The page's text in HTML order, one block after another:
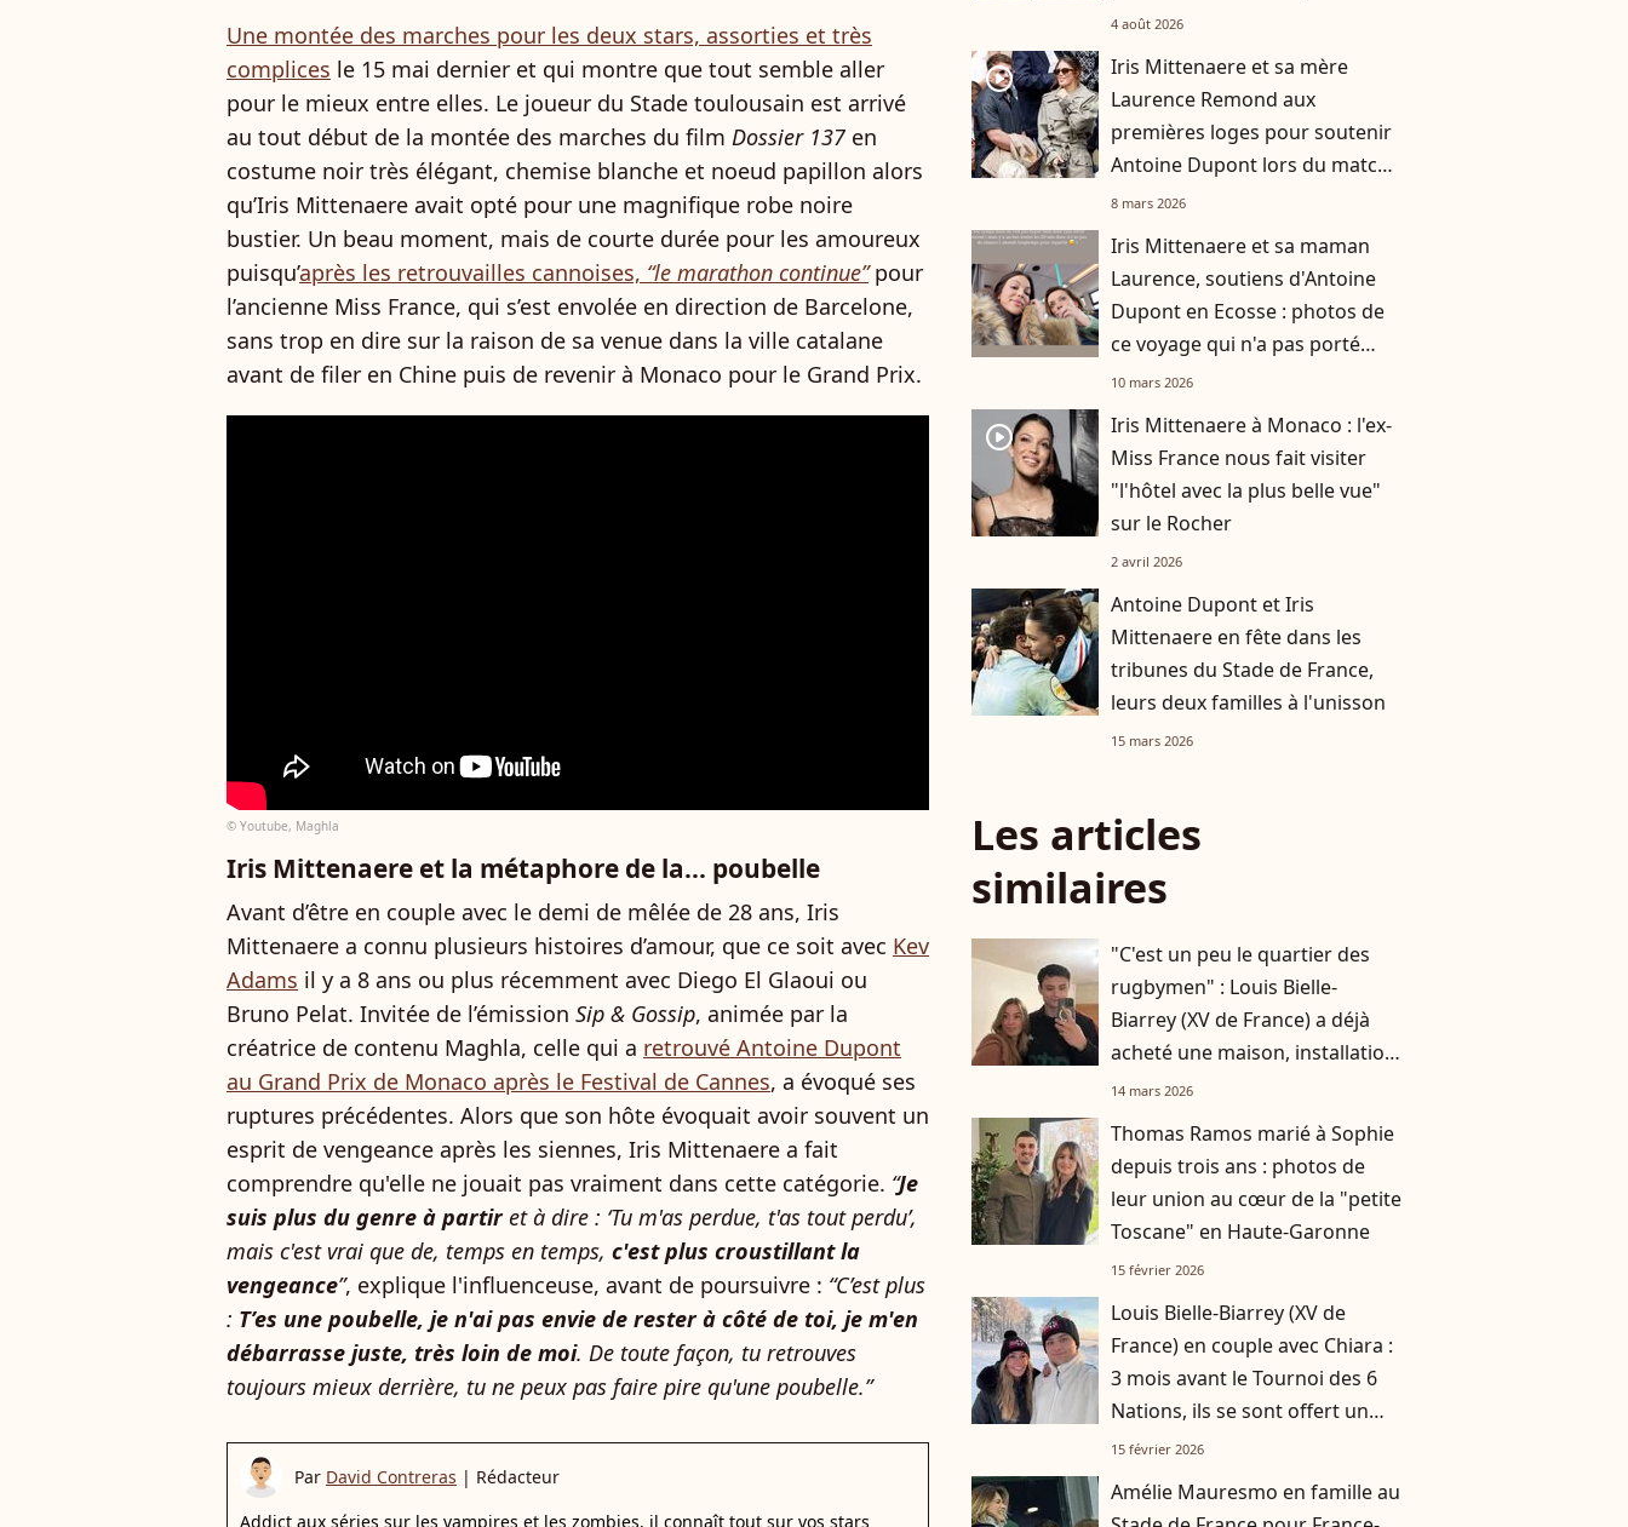
Une montée des marches pour les deux stars, assorties et très
complices le 15 mai dernier et qui montre que tout semble aller
pour le mieux entre elles. Le joueur du Stade toulousain est arrivé
au tout début de la montée des marches du film Dossier 137 en
costume noir très élégant, chemise blanche et noeud papillon alors
qu’Iris Mittenaere avait opté pour une magnifique robe noire
bustier. Un beau moment, mais de courte durée pour les amoureux
puisqu’après les retrouvailles cannoises, “le marathon continue”pour
l’ancienne Miss France, qui s’est envolée en direction de Barcelone,
sans trop en dire sur la raison de sa venue dans la ville catalane
avant de filer en Chine puis de revenir à Monaco pour le Grand Prix.
© Youtube, Maghla
Iris Mittenaere et la métaphore de la... poubelle
Avant d’être en couple avec le demi de mêlée de 28 ans, Iris
Mittenaere a connu plusieurs histoires d’amour, que ce soit avec Kev
Adams il y a 8 ans ou plus récemment avec Diego El Glaoui ou
Bruno Pelat. Invitée de l’émission Sip & Gossip, animée par la
créatrice de contenu Maghla, celle qui a retrouvé Antoine Dupont
au Grand Prix de Monaco après le Festival de Cannes, a évoqué ses
ruptures précédentes. Alors que son hôte évoquait avoir souvent un
esprit de vengeance après les siennes, Iris Mittenaere a fait
comprendre qu'elle ne jouait pas vraiment dans cette catégorie. “Je
suis plus du genre à partiret à dire : ‘Tu m'as perdue, t'as tout perdu’,
mais c'est vrai que de, temps en temps, c'est plus croustillant la
vengeance”, explique l'influenceuse, avant de poursuivre : “C’est plus
: T’es une poubelle, je n'ai pas envie de rester à côté de toi, je m'en
débarrasse juste, très loin de moi. De toute façon, tu retrouves
toujours mieux derrière, tu ne peux pas faire pire qu'une poubelle.”
Par David Contreras | Rédacteur
Addict aux séries sur les vampires et les zombies, il connaît tout sur vos stars
permis
4 août 2026
player2
Iris Mittenaere et sa mère
Laurence Remond aux
premières loges pour soutenir
Antoine Dupont lors du match
Ecosse - France
8 mars 2026
Iris Mittenaere et sa maman
Laurence, soutiens d'Antoine
Dupont en Ecosse : photos de
ce voyage qui n'a pas porté
chance au XV de France
10 mars 2026
player2
Iris Mittenaere à Monaco : l'ex-
Miss France nous fait visiter
"l'hôtel avec la plus belle vue"
sur le Rocher
2 avril 2026
Antoine Dupont et Iris
Mittenaere en fête dans les
tribunes du Stade de France,
leurs deux familles à l'unisson
15 mars 2026
Les articles
similaires
"C'est un peu le quartier des
rugbymen" : Louis Bielle-
Biarrey (XV de France) a déjà
acheté une maison, installation
avec sa compagne Chiara
14 mars 2026
Thomas Ramos marié à Sophie
depuis trois ans : photos de
leur union au cœur de la "petite
Toscane" en Haute-Garonne
15 février 2026
Louis Bielle-Biarrey (XV de
France) en couple avec Chiara :
3 mois avant le Tournoi des 6
Nations, ils se sont offert un
magnifique voyage dépaysant
15 février 2026
Amélie Mauresmo en famille au